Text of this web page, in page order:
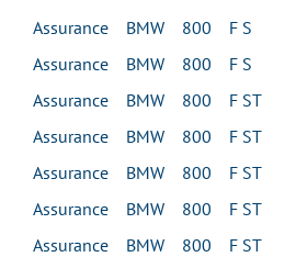
Assurance BMW 800 F S
Assurance BMW 800 F S
Assurance BMW 800 F ST
Assurance BMW 800 F ST
Assurance BMW 800 F ST
Assurance BMW 800 F ST
Assurance BMW 800 F ST